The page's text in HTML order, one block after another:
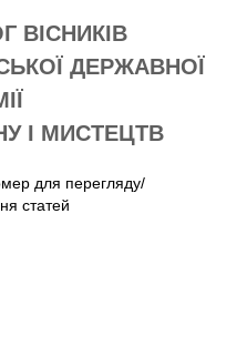
ВІСНИКІВ
ДЕРЖАВНОЇ
І МИСТЕЦТВ
для перегляду/
статей